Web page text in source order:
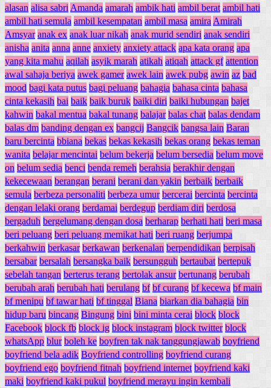
alasan alisa sabri Amanda amarah ambik hati ambil berat ambil hati
ambil hati semula ambil kesempatan ambil masa amira Amirah
Amsyar anak ex anak luar nikah anak murid sendiri anak sendiri
anisha anita anna anne anxiety anxiety attack apa kata orang apa
yang kita mahu aqilah asyik marah atikah atiqah attack gf attention
awal sahaja beriya awek gamer awek lain awek pubg awin az bad
mood bagi kata putus bagi peluang bahagia bahasa cinta bahasa
cinta kekasih bai baik baik buruk baiki diri baiki hubungan bajet
kahwin bakal mentua bakal tunang balajar balas chat balas dendam
balas dm banding dengan ex bangcij Bangcik bangsa lain Baran
baru bercinta bbiana bekas bekas kekasih bekas orang bekas teman
wanita belajar mencintai belum bekerja belum bersedia belum move
on belum sedia benci benda remeh berahsia berakhir dengan
kekecewaan berangan berani berani dan yakin berbaik berbaik
semula berbeza personaliti berbeza umur bercerai bercinta bercinta
dengan lelaki orang berdamai berdegup berdiam diri berdosa
bergaduh bergelumang dengan dosa berharap berhati hati beri masa
beri peluang beri peluang memikat hati beri ruang berjumpa
berkahwin berkasar berkawan berkenalan berpendidikan berpisah
bersabar bersalah bersangka baik bersungguh bertaubat bertepuk
sebelah tangan berterus terang bertolak ansur bertunang berubah
berubah arah berubah hati berulang bf bf curang bf kecewa bf main
bf menipu bf tawar hati bf tinggal Biana biarkan dia bahagia bin
hidup baru bincang Bingung bini bini minta cerai block block
Facebook block fb block ig block instagram block twitter block
whatsApp blur boleh ke boyfren tak nak tanggungjawab boyfriend
boyfriend bela adik Boyfriend controlling boyfriend curang
boyfriend ego boyfriend fitnah boyfriend internet boyfriend kaki
maki boyfriend kaki pukul boyfriend merayu ingin kembali